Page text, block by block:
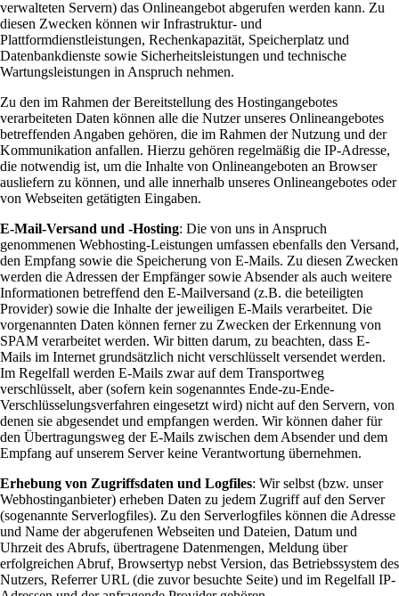
verwalteten Servern) das Onlineangebot abgerufen werden kann. Zu
diesen Zwecken können wir Infrastruktur- und
Plattformdienstleistungen, Rechenkapazität, Speicherplatz und
Datenbankdienste sowie Sicherheitsleistungen und technische
Wartungsleistungen in Anspruch nehmen.
Zu den im Rahmen der Bereitstellung des Hostingangebotes
verarbeiteten Daten können alle die Nutzer unseres Onlineangebotes
betreffenden Angaben gehören, die im Rahmen der Nutzung und der
Kommunikation anfallen. Hierzu gehören regelmäßig die IP-Adresse,
die notwendig ist, um die Inhalte von Onlineangeboten an Browser
ausliefern zu können, und alle innerhalb unseres Onlineangebotes oder
von Webseiten getätigten Eingaben.
E-Mail-Versand und -Hosting: Die von uns in Anspruch
genommenen Webhosting-Leistungen umfassen ebenfalls den Versand,
den Empfang sowie die Speicherung von E-Mails. Zu diesen Zwecken
werden die Adressen der Empfänger sowie Absender als auch weitere
Informationen betreffend den E-Mailversand (z.B. die beteiligten
Provider) sowie die Inhalte der jeweiligen E-Mails verarbeitet. Die
vorgenannten Daten können ferner zu Zwecken der Erkennung von
SPAM verarbeitet werden. Wir bitten darum, zu beachten, dass E-
Mails im Internet grundsätzlich nicht verschlüsselt versendet werden.
Im Regelfall werden E-Mails zwar auf dem Transportweg
verschlüsselt, aber (sofern kein sogenanntes Ende-zu-Ende-
Verschlüsselungsverfahren eingesetzt wird) nicht auf den Servern, von
denen sie abgesendet und empfangen werden. Wir können daher für
den Übertragungsweg der E-Mails zwischen dem Absender und dem
Empfang auf unserem Server keine Verantwortung übernehmen.
Erhebung von Zugriffsdaten und Logfiles: Wir selbst (bzw. unser
Webhostinganbieter) erheben Daten zu jedem Zugriff auf den Server
(sogenannte Serverlogfiles). Zu den Serverlogfiles können die Adresse
und Name der abgerufenen Webseiten und Dateien, Datum und
Uhrzeit des Abrufs, übertragene Datenmengen, Meldung über
erfolgreichen Abruf, Browsertyp nebst Version, das Betriebssystem des
Nutzers, Referrer URL (die zuvor besuchte Seite) und im Regelfall IP-